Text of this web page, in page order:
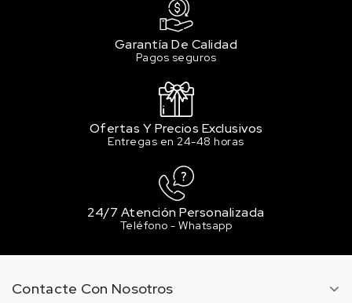
306 Ruby Red
4.56 €
8 en stock
308 Piglet Pink Light
9 en stock
4.56 €
Garantía De Calidad
Pagos seguros
Ofertas Y Precios Exclusivos
Entregas en 24-48 horas
24/7 Atención Personalizada
Teléfono - Whatsapp
Contacte Con Nosotros